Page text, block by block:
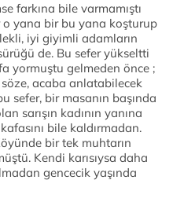
farkına bile varmamıştı
yana bir bu yana koşturup
iyi giyimli adamların
de. Bu sefer yükseltti
yormuştu gelmeden önce ;
söze, acaba anlatabilecek
sefer, bir masanın başında
sarışın kadının yanına
bile kaldırmadan.
bir tek muhtarın
Kendi karısıysa daha
gencecik yaşında